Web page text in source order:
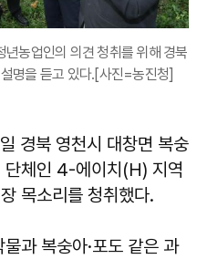
농업인의 의견 청취를 위해 경북
명을 듣고 있다.[사진=농진청]
경북 영천시 대창면 복숭
단체인 4-에이치(H) 지역
목소리를 청취했다.
과 복숭아·포도 같은 과